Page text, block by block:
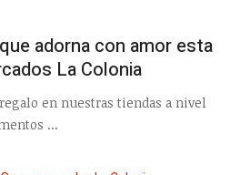
adorna con amor esta
La Colonia
en nuestras tiendas a nivel
...